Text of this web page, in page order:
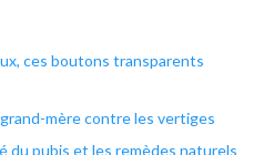
ces boutons transparents
mère contre les vertiges
du pubis et les remèdes naturels